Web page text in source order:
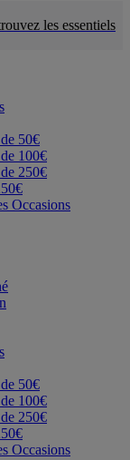
les essentiels
50€
100€
250€
Occasions
50€
100€
250€
Occasions